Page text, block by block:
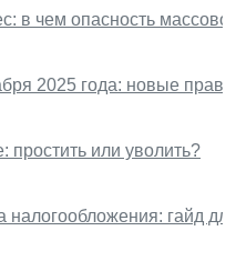
в чем опасность
2025 года: новые
простить или уволить?
налогообложения: гайд